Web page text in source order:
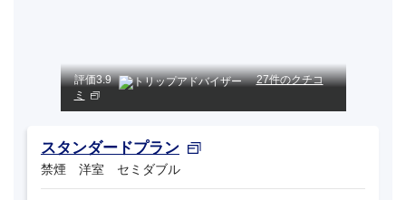
評価3.9
27件のクチコ
ミ
スタンダードプラン
禁煙 洋室 セミダブル